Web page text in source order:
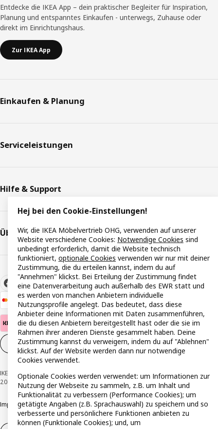
Entdecke die IKEA App – dein praktischer Begleiter für Inspiration,
Planung und entspanntes Einkaufen - unterwegs, Zuhause oder
direkt im Einrichtungshaus.
Zur IKEA App
Einkaufen & Planung
Serviceleistungen
Hilfe & Support
Über IKEA
Cookie-Einstellungen DE
IKEA Österreich - Südring, 2334 Vösendorf © Inter IKEA Systems B.V. 1999-
2026
ImpressumDatenschutzerklärung Cookie RichtlinieResponsible Disclosure
Hej bei den Cookie-Einstellungen!
Wir, die IKEA Möbelvertrieb OHG, verwenden auf unserer
Website verschiedene Cookies: Notwendige Cookies sind
unbedingt erforderlich, damit die Website technisch
funktioniert, optionale Cookies verwenden wir nur mit deiner
Zustimmung, die du erteilen kannst, indem du auf
"Annehmen" klickst. Bei Erteilung der Zustimmung findet
eine Datenverarbeitung auch außerhalb des EWR statt und
es werden von manchen Anbietern individuelle
Nutzungsprofile angelegt. Das bedeutet, dass diese
Anbieter deine Informationen mit Daten zusammenführen,
die du diesen Anbietern bereitgestellt hast oder die sie im
Rahmen ihrer anderen Dienste gesammelt haben. Deine
Zustimmung kannst du verweigern, indem du auf "Ablehnen"
klickst. Auf der Website werden dann nur notwendige
Cookies verwendet.
Optionale Cookies werden verwendet: um Informationen zur
Nutzung der Webseite zu sammeln, z.B. um Inhalt und
Funktionalität zu verbessern (Performance Cookies); um
getätigte Angaben (z.B. Sprachauswahl) zu speichern und so
verbesserte und persönlichere Funktionen anbieten zu
können (Funktionale Cookies); und, um